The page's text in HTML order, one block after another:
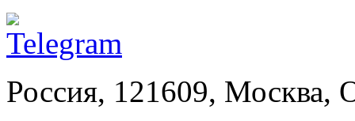
Россия, 121609, Москва,